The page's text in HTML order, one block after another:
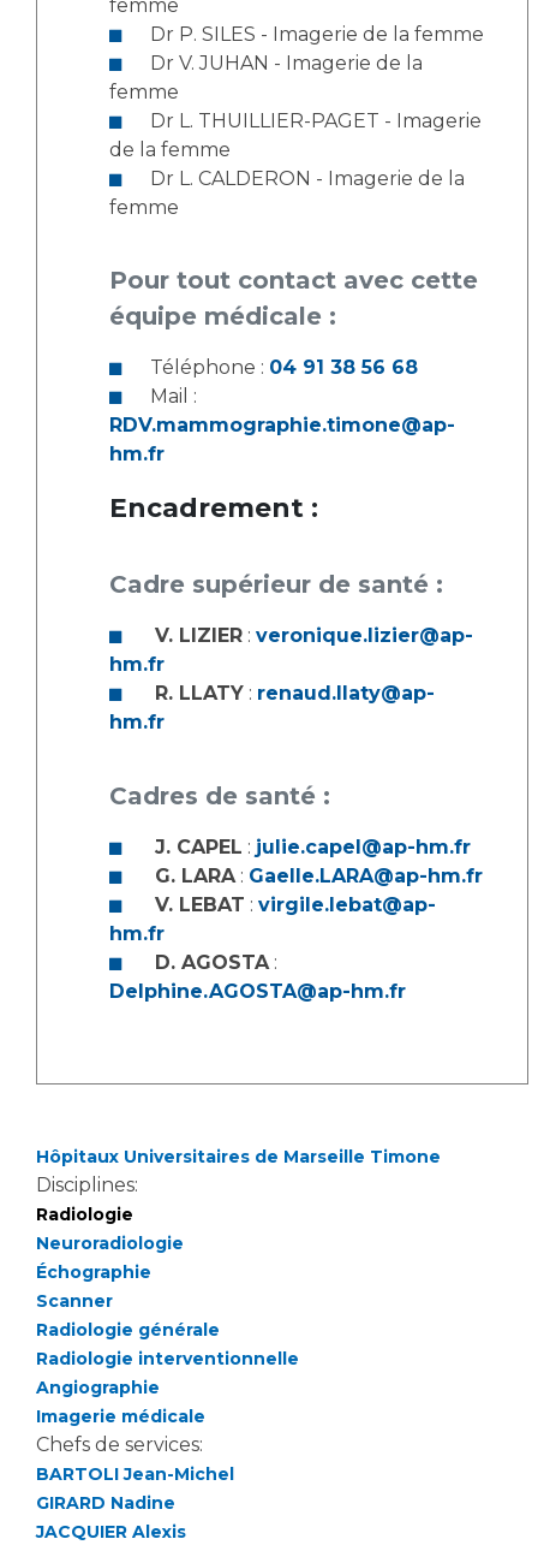
femme
Dr P. SILES - Imagerie de la femme
Dr V. JUHAN - Imagerie de la
femme
Dr L. THUILLIER-PAGET - Imagerie
de la femme
Dr L. CALDERON - Imagerie de la
femme
Pour tout contact avec cette
équipe médicale :
Téléphone : 04 91 38 56 68
Mail :
RDV.mammographie.timone@ap-
hm.fr
Encadrement :
Cadre supérieur de santé :
V. LIZIER : veronique.lizier@ap-
hm.fr
R. LLATY : renaud.llaty@ap-
hm.fr
Cadres de santé :
J. CAPEL : julie.capel@ap-hm.fr
G. LARA : Gaelle.LARA@ap-hm.fr
V. LEBAT : virgile.lebat@ap-
hm.fr
D. AGOSTA :
Delphine.AGOSTA@ap-hm.fr
Hôpitaux Universitaires de Marseille Timone
Disciplines:
Radiologie
Neuroradiologie
Échographie
Scanner
Radiologie générale
Radiologie interventionnelle
Angiographie
Imagerie médicale
Chefs de services:
BARTOLI Jean-Michel
GIRARD Nadine
JACQUIER Alexis